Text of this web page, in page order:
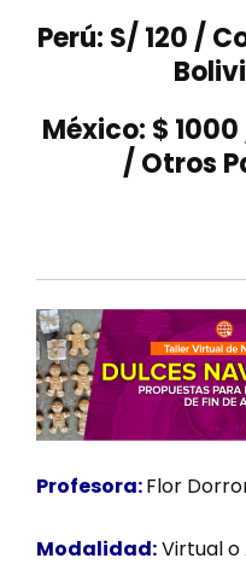
Perú: S/ 120 /
México: $
/ Otros
Profesora:Flor
Modalidad:Virtual